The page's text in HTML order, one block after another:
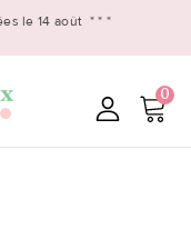
le 14 août * * *
0